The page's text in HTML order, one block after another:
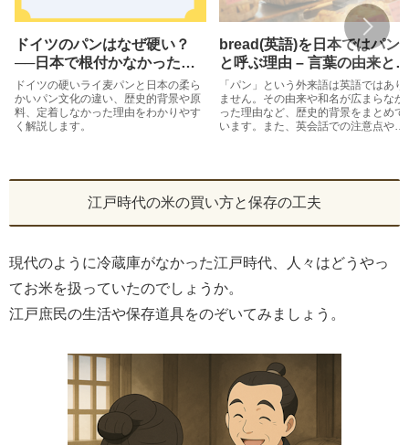
ドイツのパンはなぜ硬い？
──日本で根付かなかったラ
イ麦パンの物語
ドイツの硬いライ麦パンと日本の柔ら
かいパン文化の違い、歴史的背景や原
料、定着しなかった理由をわかりやす
く解説します。
bread(英語)を日本ではパン
と呼ぶ理由 – 言葉の由来と歴
史
「パン」という外来語は英語ではあり
ません。その由来や和名が広まらなか
った理由など、歴史的背景をまとめて
います。また、英会話での注意点や、
江戸時代の米の買い方と保存の工夫
現代のように冷蔵庫がなかった江戸時代、人々はどうやっ
てお米を扱っていたのでしょうか。
江戸庶民の生活や保存道具をのぞいてみましょう。